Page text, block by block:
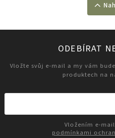
ODEBÍRAT
Vložte svůj e-mail a my vám
produktech na
podmínkami